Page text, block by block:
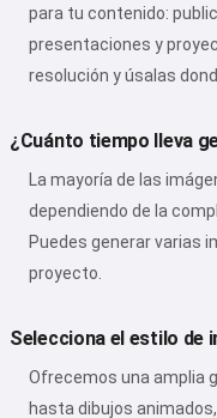
para tu contenido:
presentaciones y
resolución y úsalas
¿Cuánto tiempo lleva
La mayoría de las
dependiendo de la
Puedes generar varias
proyecto.
Selecciona el estilo de
Ofrecemos una amplia
hasta dibujos